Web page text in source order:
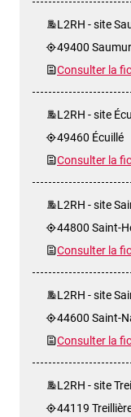
L2RH - site
49400 Saumur
Consulter la
L2RH - site
49460 Écuillé
Consulter la
L2RH - site
44800 Saint-
Consulter la
L2RH - site
44600 Saint-
Consulter la
L2RH - site
44119